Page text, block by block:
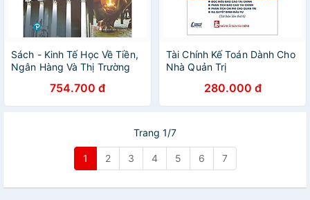
Sách - Kinh Tế Học Về Tiền,
Ngân Hàng Và Thị Trường
Xuất Bản Tài chính - Minh
Đức
754.700 đ
Tài Chính Kế Toán Dành Cho
Nhà Quản Trị
280.000 đ
Trang 1/7
1 2 3 4 5 6 7